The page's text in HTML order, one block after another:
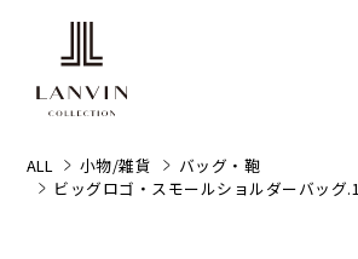
ALL 小物/雑貨
バッグ・鞄
ビッグロゴ・スモールショルダーバッグ.1